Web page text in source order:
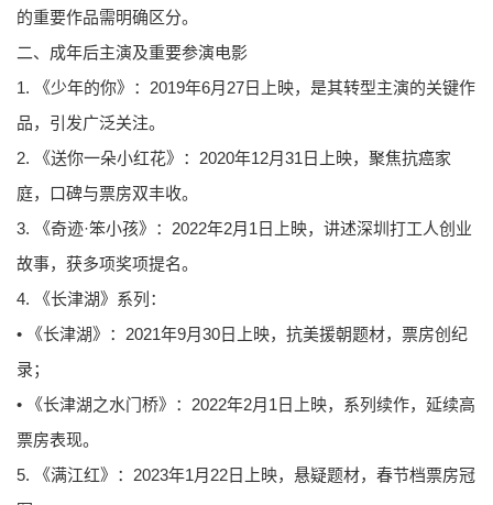
的重要作品需明确区分。
二、成年后主演及重要参演电影
1. 《少年的你》：2019年6月27日上映，是其转型主演的关键作
品，引发广泛关注。
2. 《送你一朵小红花》：2020年12月31日上映，聚焦抗癌家
庭，口碑与票房双丰收。
3. 《奇迹·笨小孩》：2022年2月1日上映，讲述深圳打工人创业
故事，获多项奖项提名。
4. 《长津湖》系列：
• 《长津湖》：2021年9月30日上映，抗美援朝题材，票房创纪
录；
• 《长津湖之水门桥》：2022年2月1日上映，系列续作，延续高
票房表现。
5. 《满江红》：2023年1月22日上映，悬疑题材，春节档票房冠